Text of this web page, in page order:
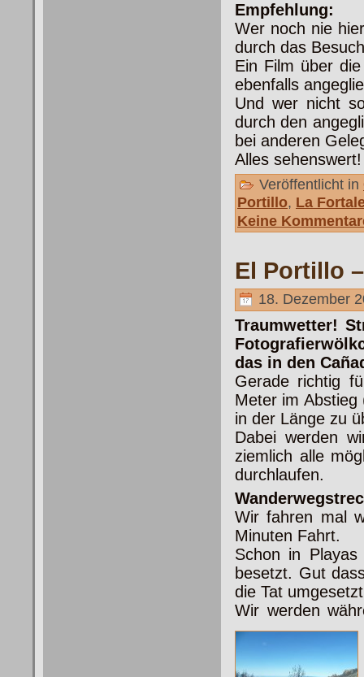
Empfehlung:
Wer noch nie
durch das
Ein Film über
ebenfalls
Und wer nicht
durch den
bei anderen
Alles sehenswert!
Veröffentlicht in
Portillo, La
Keine
El Portillo
18. Dezember
Traumwetter!
das in den
Gerade richtig
Meter im
in der Länge zu
Dabei werden
ziemlich alle
durchlaufen.
Wir fahren mal
Minuten Fahrt.
Schon in
besetzt. Gut
die Tat
Wir werden